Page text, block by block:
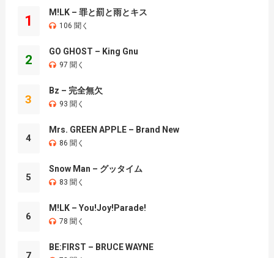
1
M!LK – 罪と罰と雨とキス
106 聞く
2
GO GHOST – King Gnu
97 聞く
3
Bz – 完全無欠
93 聞く
4
Mrs. GREEN APPLE – Brand New
86 聞く
5
Snow Man – グッタイム
83 聞く
6
M!LK – You!Joy!Parade!
78 聞く
7
BE:FIRST – BRUCE WAYNE